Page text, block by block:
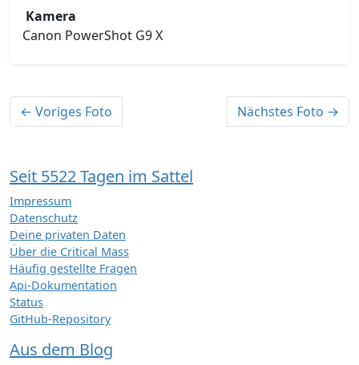
Kamera
Canon PowerShot G9 X
← Voriges Foto Nächstes Foto →
Seit 5522 Tagen im Sattel
Impressum
Datenschutz
Deine privaten Daten
Über die Critical Mass
Häufig gestellte Fragen
Api-Dokumentation
Status
GitHub-Repository
Aus dem Blog